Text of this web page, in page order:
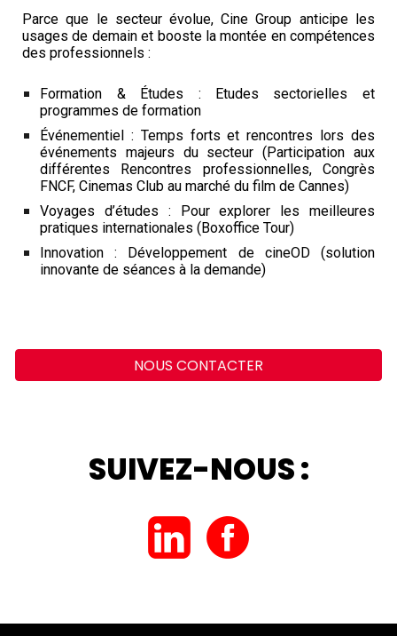
Parce que le secteur évolue, Cine Group anticipe les
usages de demain et booste la montée en compétences
des professionnels :
Formation & Études : Etudes sectorielles et
programmes de formation
Événementiel : Temps forts et rencontres lors des
événements majeurs du secteur (Participation aux
différentes Rencontres professionnelles, Congrès
FNCF, Cinemas Club au marché du film de Cannes)
Voyages d’études : Pour explorer les meilleures
pratiques internationales (Boxoffice Tour)
Innovation : Développement de cineOD (solution
innovante de séances à la demande)
NOUS CONTACTER
SUIVEZ-NOUS: